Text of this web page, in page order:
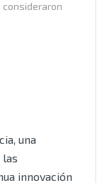
consideraron
una
innovación